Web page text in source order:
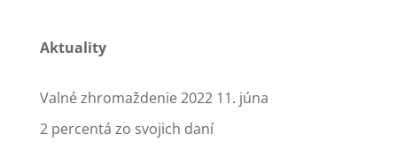
Aktuality
Valné zhromaždenie 2022 11. júna
2 percentá zo svojich daní